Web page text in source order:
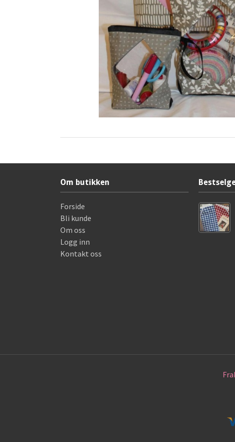
Om butikken
Forside
Bli kunde
Om oss
Logg inn
Kontakt oss